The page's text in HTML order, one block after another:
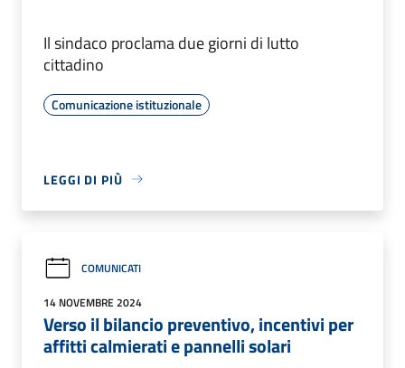
Il sindaco proclama due giorni di lutto
cittadino
Comunicazione istituzionale
LEGGI DI PIÙ
COMUNICATI
14 NOVEMBRE 2024
Verso il bilancio preventivo, incentivi per
affitti calmierati e pannelli solari